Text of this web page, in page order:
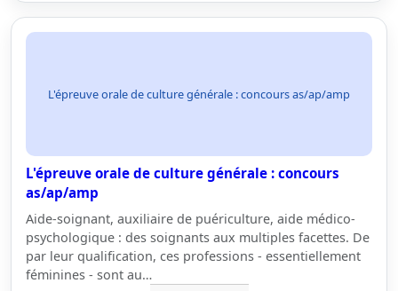
L'épreuve orale de culture générale : concours as/ap/amp
L'épreuve orale de culture générale : concours
as/ap/amp
Aide-soignant, auxiliaire de puériculture, aide médico-
psychologique : des soignants aux multiples facettes. De
par leur qualification, ces professions - essentiellement
féminines - sont au…